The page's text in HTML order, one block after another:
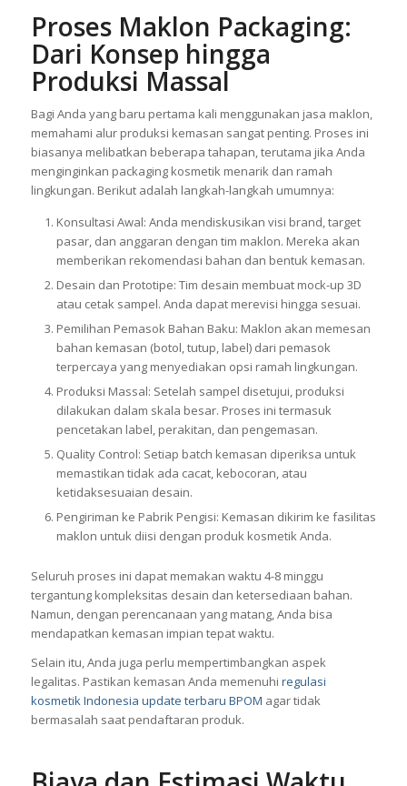
Proses Maklon Packaging:
Dari Konsep hingga
Produksi Massal
Bagi Anda yang baru pertama kali menggunakan jasa maklon,
memahami alur produksi kemasan sangat penting. Proses ini
biasanya melibatkan beberapa tahapan, terutama jika Anda
menginginkan packaging kosmetik menarik dan ramah
lingkungan. Berikut adalah langkah-langkah umumnya:
Konsultasi Awal: Anda mendiskusikan visi brand, target
pasar, dan anggaran dengan tim maklon. Mereka akan
memberikan rekomendasi bahan dan bentuk kemasan.
Desain dan Prototipe: Tim desain membuat mock-up 3D
atau cetak sampel. Anda dapat merevisi hingga sesuai.
Pemilihan Pemasok Bahan Baku: Maklon akan memesan
bahan kemasan (botol, tutup, label) dari pemasok
terpercaya yang menyediakan opsi ramah lingkungan.
Produksi Massal: Setelah sampel disetujui, produksi
dilakukan dalam skala besar. Proses ini termasuk
pencetakan label, perakitan, dan pengemasan.
Quality Control: Setiap batch kemasan diperiksa untuk
memastikan tidak ada cacat, kebocoran, atau
ketidaksesuaian desain.
Pengiriman ke Pabrik Pengisi: Kemasan dikirim ke fasilitas
maklon untuk diisi dengan produk kosmetik Anda.
Seluruh proses ini dapat memakan waktu 4-8 minggu
tergantung kompleksitas desain dan ketersediaan bahan.
Namun, dengan perencanaan yang matang, Anda bisa
mendapatkan kemasan impian tepat waktu.
Selain itu, Anda juga perlu mempertimbangkan aspek
legalitas. Pastikan kemasan Anda memenuhi regulasi
kosmetik Indonesia update terbaru BPOM agar tidak
bermasalah saat pendaftaran produk.